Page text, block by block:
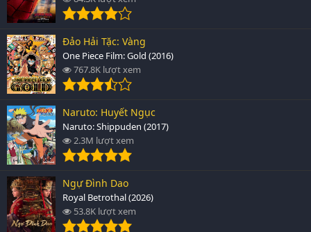
Đảo Hải Tặc: Vàng
One Piece Film: Gold (2016)
767.8K lượt xem
Naruto: Huyết Ngục
Naruto: Shippuden (2017)
2.3M lượt xem
Ngự Đình Dao
Royal Betrothal (2026)
53.8K lượt xem